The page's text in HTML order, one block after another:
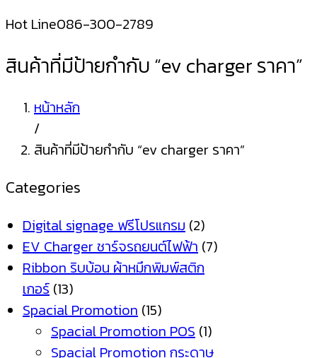
Hot Line086-300-2789
สินค้าที่มีป้ายกำกับ “ev charger ราคา”
หน้าหลัก
/
สินค้าที่มีป้ายกำกับ “ev charger ราคา”
Categories
Digital signage ฟรีโปรแกรม (2)
EV Charger ชาร์จรถยนต์ไฟฟ้า (7)
Ribbon ริบบ้อน ผ้าหมึกพิมพ์สติก
เกอร์ (13)
Spacial Promotion (15)
Spacial Promotion POS (1)
Spacial Promotion กระดาษ